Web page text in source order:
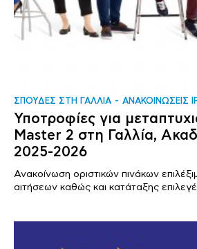
ΣΠΟΥΔΕΣ ΣΤΗ ΓΑΛΛΙΑ ΑΝΑΚΟΙΝΩΣΕΙΣ
Υποτροφίες για
Master 2 στη Γαλλία,
2025-2026
Ανακοίνωση οριστικών πινάκων
αιτήσεων καθώς και κατάταξης